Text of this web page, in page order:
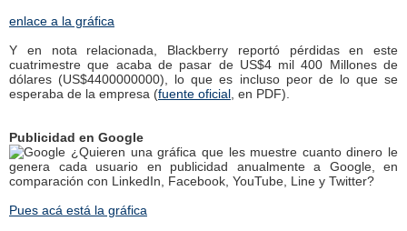
enlace a la gráfica
Y en nota relacionada, Blackberry reportó pérdidas en este
cuatrimestre que acaba de pasar de US$4 mil 400 Millones de
dólares (US$4400000000), lo que es incluso peor de lo que se
esperaba de la empresa (fuente oficial , en PDF).
Publicidad en Google
¿Quieren una gráfica que les muestre cuanto dinero le
genera cada usuario en publicidad anualmente a Google, en
comparación con LinkedIn, Facebook, YouTube, Line y Twitter?
Pues acá está la gráfica